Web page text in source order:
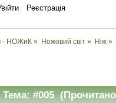
Реєстрація
- НОЖиК » Ножовий світ » Ніж »
Тема: #005 (Прочитано